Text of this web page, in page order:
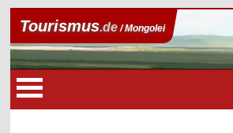
Tourismus.de/ Mongolei